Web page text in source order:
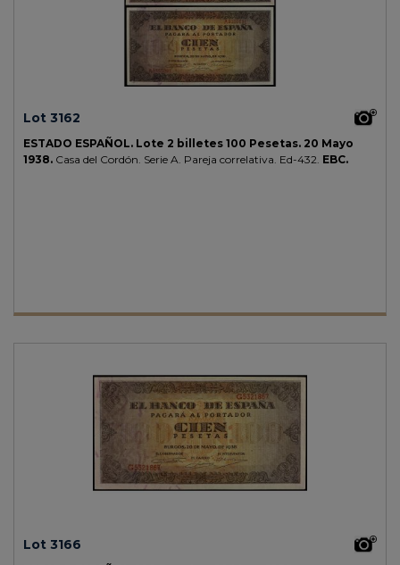
Lot 3162
ESTADO ESPAÑOL. Lote 2 billetes 100 Pesetas. 20 Mayo
1938. Casa del Cordón. Serie A. Pareja correlativa. Ed-432. EBC.
Lot 3166